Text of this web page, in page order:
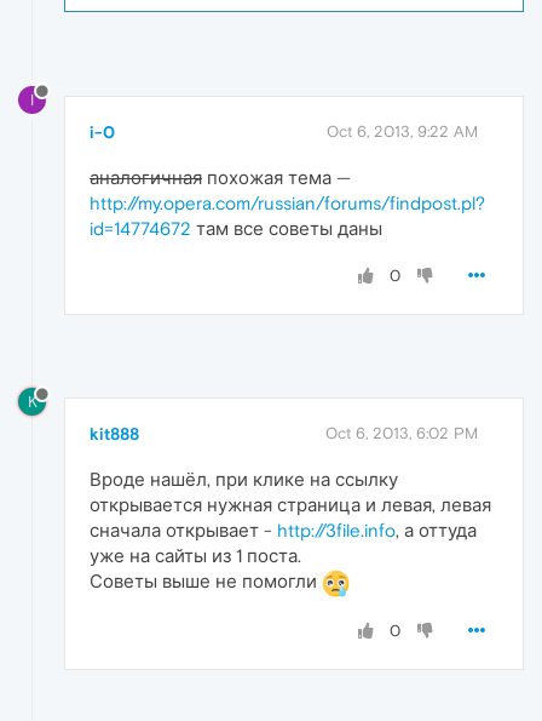
I
i-0 Oct 6, 2013, 9:22 AM
аналогичная похожая тема —
http://my.opera.com/russian/forums/findpost.pl?
id=14774672 там все советы даны
0
K
kit888 Oct 6, 2013, 6:02 PM
Вроде нашёл, при клике на ссылку
открывается нужная страница и левая, левая
сначала открывает - http://3file.info, а оттуда
уже на сайты из 1 поста.
Советы выше не помогли
0